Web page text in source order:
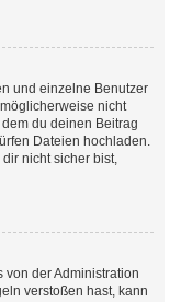
und einzelne Benutzer
nicht
du deinen Beitrag
Dateien hochladen.
nicht sicher bist,
von der Administration
verstoßen hast, kann